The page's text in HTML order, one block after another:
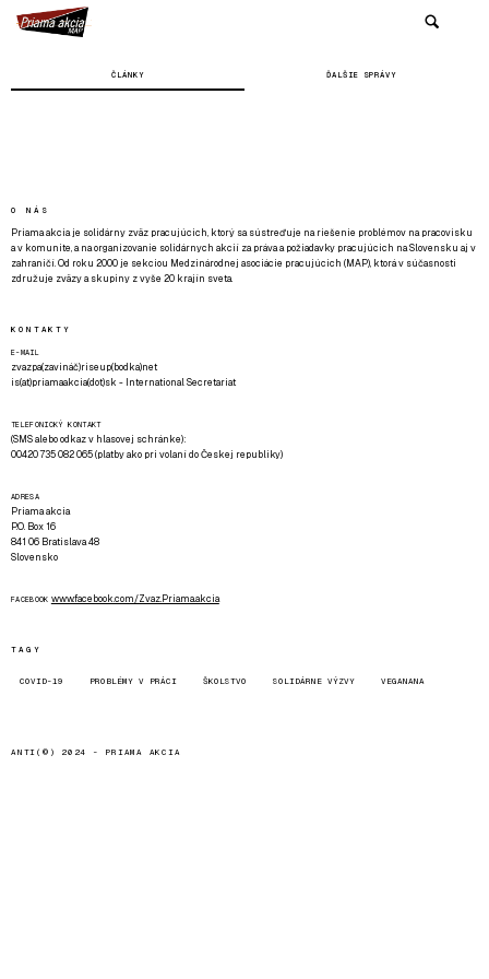
ČLÁNKY ĎALŠIE SPRÁVY
O NÁS
Priama akcia je solidárny zväz pracujúcich, ktorý sa sústreďuje na riešenie problémov na pracovisku
a v komunite, a na organizovanie solidárnych akcií za práva a požiadavky pracujúcich na Slovensku aj v
zahraničí. Od roku 2000 je sekciou Medzinárodnej asociácie pracujúcich (MAP), ktorá v súčasnosti
združuje zväzy a skupiny z vyše 20 krajín sveta.
KONTAKTY
E-MAIL
zvazpa(zavináč)riseup(bodka)net
is(at)priamaakcia(dot)sk - International Secretariat
TELEFONICKÝ KONTAKT
(SMS alebo odkaz v hlasovej schránke):
00420 735 082 065 (platby ako pri volaní do Českej republiky)
ADRESA
Priama akcia
P.O. Box 16
841 06 Bratislava 48
Slovensko
FACEBOOK www.facebook.com/Zvaz.Priama.akcia
TAGY
COVID-19 PROBLÉMY V PRÁCI ŠKOLSTVO SOLIDÁRNE VÝZVY VEGANANA
ANTI(©) 2024 - PRIAMA AKCIA